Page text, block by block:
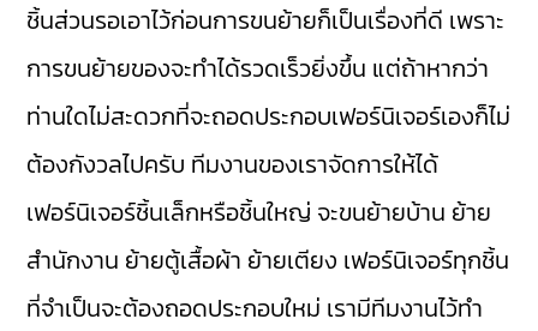
ชิ้นส่วนรอเอาไว้ก่อนการขนย้ายก็เป็นเรื่องที่ดี เพราะ
การขนย้ายของจะทำได้รวดเร็วยิ่งขึ้น แต่ถ้าหากว่า
ท่านใดไม่สะดวกที่จะถอดประกอบเฟอร์นิเจอร์เองก็ไม่
ต้องกังวลไปครับ ทีมงานของเราจัดการให้ได้
เฟอร์นิเจอร์ชิ้นเล็กหรือชิ้นใหญ่ จะขนย้ายบ้าน ย้าย
สำนักงาน ย้ายตู้เสื้อผ้า ย้ายเตียง เฟอร์นิเจอร์ทุกชิ้น
ที่จำเป็นจะต้องถอดประกอบใหม่ เรามีทีมงานไว้ทำ